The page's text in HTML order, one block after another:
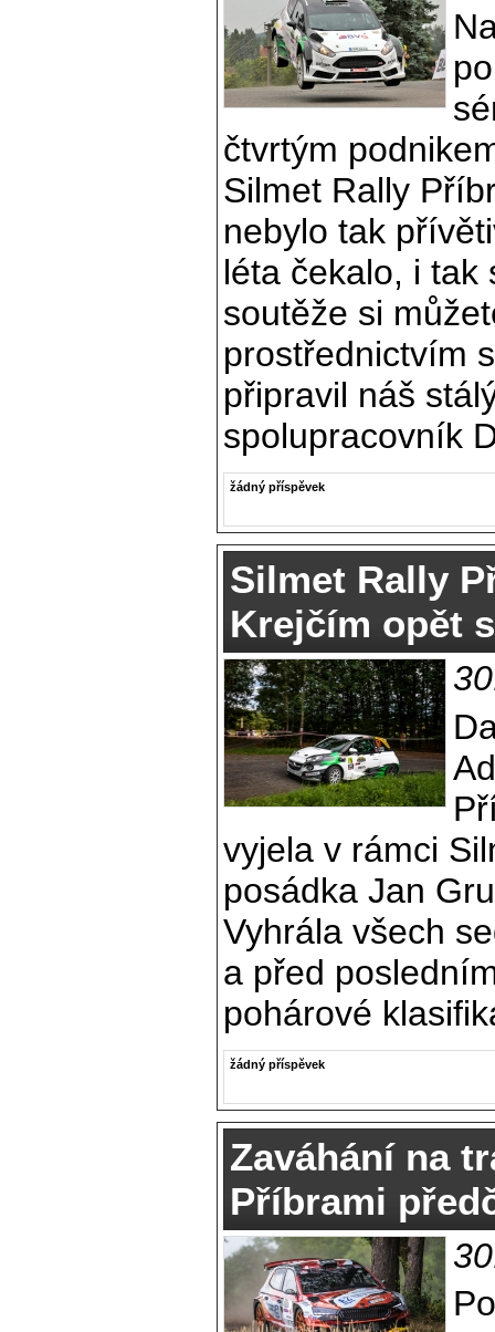
čtvrtým
Silmet Rally
nebylo tak
léta čekalo, i tak
soutěže si
prostřednictvím
připravil náš
spolupracovník
žádný příspěvek
Silmet Rally
Krejčím opět
vyjela v rámci
posádka Jan
Vyhrála všech
a před
pohárové
žádný příspěvek
Zaváhání na
Příbrami